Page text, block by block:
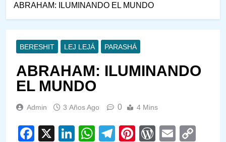
ABRAHAM: ILUMINANDO EL MUNDO
BERESHIT LEJ LEJÁ PARASHÁ
ABRAHAM: ILUMINANDO
EL MUNDO
Admin 3 Años Ago 0 4 Mins
Facebook
X LinkedIn
WhatsApp
Telegram
PinterestEmail